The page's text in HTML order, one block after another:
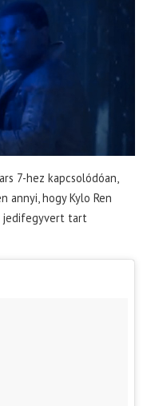
7-hez kapcsolódóan,
annyi, hogy Kylo Ren
jedifegyvert tart